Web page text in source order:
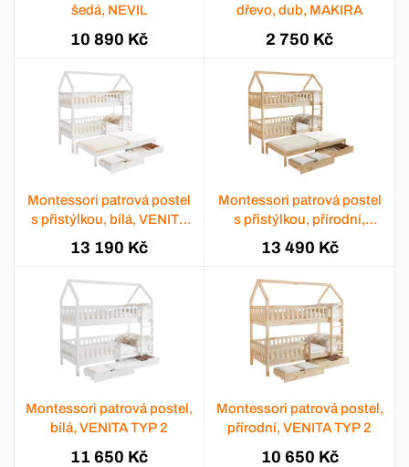
šedá, NEVIL
10 890 Kč
dřevo, dub, MAKIRA
2 750 Kč
Montessori patrová postel
s přistýlkou, bílá, VENITA
TYP 1
13 190 Kč
Montessori patrová postel
s přistýlkou, přírodní,
VENITA TYP 1
13 490 Kč
Montessori patrová postel,
bílá, VENITA TYP 2
11 650 Kč
Montessori patrová postel,
přírodní, VENITA TYP 2
10 650 Kč